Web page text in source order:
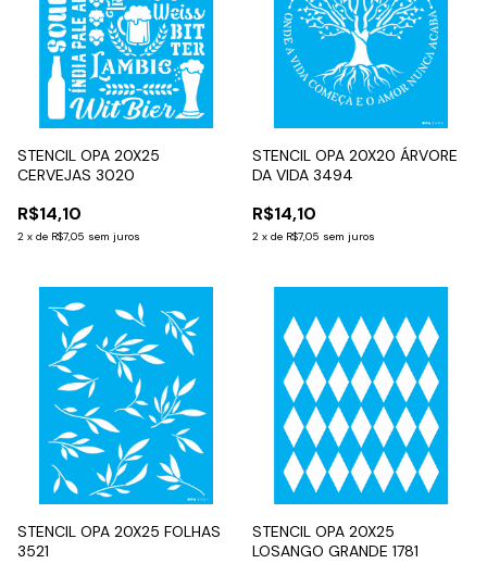
STENCIL OPA 20X25
CERVEJAS 3020
R$14,10
2 x de R$7,05 sem juros
STENCIL OPA 20X20 ÁRVORE
DA VIDA 3494
R$14,10
2 x de R$7,05 sem juros
STENCIL OPA 20X25 FOLHAS
3521
STENCIL OPA 20X25
LOSANGO GRANDE 1781